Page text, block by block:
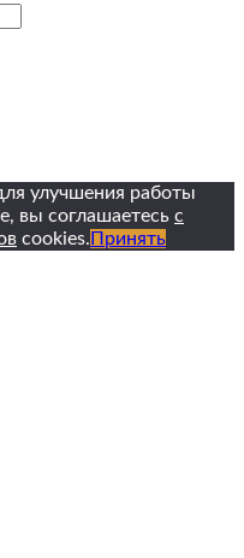
улучшения работы
вы соглашаетесь с
cookies. Принять